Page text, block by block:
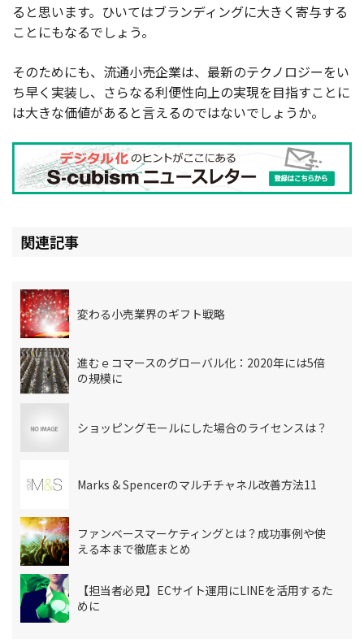
ると思います。ひいてはブランディングに大きく寄与する
ことにもなるでしょう。
そのためにも、流通小売企業は、最新のテクノロジーをい
ち早く実装し、さらなる利便性向上の実現を目指すことに
は大きな価値があると言えるのではないでしょうか。
関連記事
変わる小売業界のギフト戦略
進むｅコマースのグローバル化：2020年には5倍
の規模に
ショッピングモールにした場合のライセンスは？
Marks & Spencerのマルチチャネル改善方法11
ファンベースマーケティングとは？成功事例や使
える本まで徹底まとめ
【担当者必見】ECサイト運用にLINEを活用するた
めに